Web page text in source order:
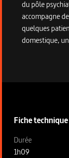
du pôle
accompagne
quelques
domestique,
Fiche technique
Fiche
Durée
1h09